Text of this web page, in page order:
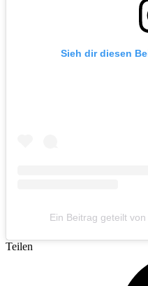
Sieh dir diesen
Ein Beitrag geteilt
Teilen